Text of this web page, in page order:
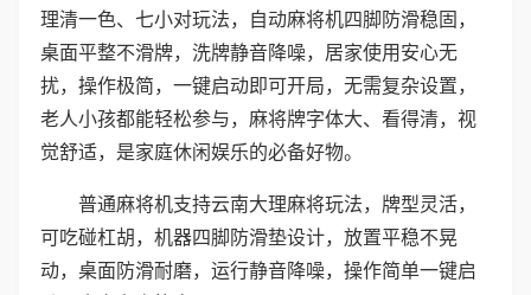
理清一色、七小对玩法，自动麻将机四脚防滑稳固，
桌面平整不滑牌，洗牌静音降噪，居家使用安心无
扰，操作极简，一键启动即可开局，无需复杂设置，
老人小孩都能轻松参与，麻将牌字体大、看得清，视
觉舒适，是家庭休闲娱乐的必备好物。
普通麻将机支持云南大理麻将玩法，牌型灵活，
可吃碰杠胡，机器四脚防滑垫设计，放置平稳不晃
动，桌面防滑耐磨，运行静音降噪，操作简单一键启